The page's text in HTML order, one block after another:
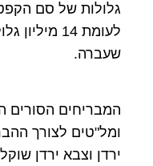
גלולות של סם
לעומת 14
שעברה.
המבריחים
ומל"טים לצורך
ירדן וצבא ירדן